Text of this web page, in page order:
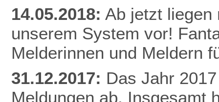
14.05.2018: Ab jetzt liegen
unserem System vor!
Melderinnen und Meldern
31.12.2017: Das Jahr
Meldungen ab. Insgesamt